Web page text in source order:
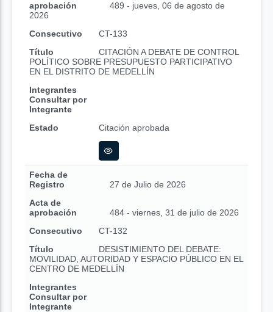
aprobación
489 - jueves, 06 de agosto de
2026
Consecutivo
CT-133
Título
CITACIÓN A DEBATE DE CONTROL
POLÍTICO SOBRE PRESUPUESTO PARTICIPATIVO
EN EL DISTRITO DE MEDELLÍN
Integrantes
Consultar por
Integrante
Estado
Citación aprobada
Fecha de
Registro
27 de Julio de 2026
Acta de
aprobación
484 - viernes, 31 de julio de 2026
Consecutivo
CT-132
Título
DESISTIMIENTO DEL DEBATE:
MOVILIDAD, AUTORIDAD Y ESPACIO PÚBLICO EN EL
CENTRO DE MEDELLÍN
Integrantes
Consultar por
Integrante